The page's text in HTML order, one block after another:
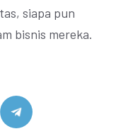
siapa pun
bisnis mereka.